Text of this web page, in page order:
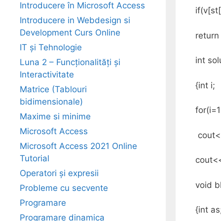
return
int
{int i;
void
{int
Introducere în Microsoft Access
Introducere in Webdesign si
Development Curs Online
IT și Tehnologie
Luna 2 – Funcționalități și
Interactivitate
Matrice (Tablouri
bidimensionale)
Maxime si minime
Microsoft Access
Microsoft Access 2021 Online
Tutorial
Operatori și expresii
Probleme cu secvente
Programare
Programare dinamica